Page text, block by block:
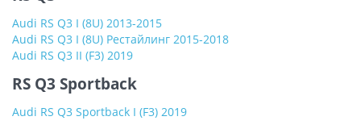
Audi RS Q3 I (8U) 2013-2015
Audi RS Q3 I (8U) Рестайлинг 2015-2018
Audi RS Q3 II (F3) 2019
RS Q3 Sportback
Audi RS Q3 Sportback I (F3) 2019